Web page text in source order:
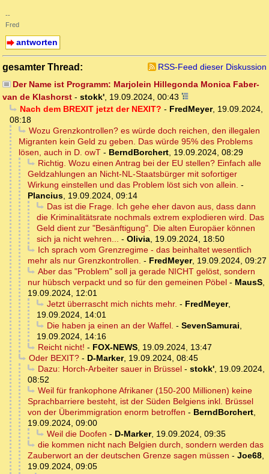
--
Fred
antworten
gesamter Thread:
RSS-Feed dieser Diskussion
Der Name ist Programm: Marjolein Hillegonda Monica Faber-
van de Klashorst - stokk', 19.09.2024, 00:43
Nach dem BREXIT jetzt der NEXIT? - FredMeyer, 19.09.2024,
08:18
Wozu Grenzkontrollen? es würde doch reichen, den illegalen
Migranten kein Geld zu geben. Das würde 95% des Problems
lösen, auch in D. owT - BerndBorchert, 19.09.2024, 08:29
Richtig. Wozu einen Antrag bei der EU stellen? Einfach alle
Geldzahlungen an Nicht-NL-Staatsbürger mit sofortiger
Wirkung einstellen und das Problem löst sich von allein. -
Plancius, 19.09.2024, 09:14
Das ist die Frage. Ich gehe eher davon aus, dass dann
die Kriminalitätsrate nochmals extrem explodieren wird. Das
Geld dient zur "Besänftigung". Die alten Europäer können
sich ja nicht wehren... - Olivia, 19.09.2024, 18:50
Ich sprach vom Grenzregime - das beinhaltet wesentlich
mehr als nur Grenzkontrollen. - FredMeyer, 19.09.2024, 09:27
Aber das "Problem" soll ja gerade NICHT gelöst, sondern
nur hübsch verpackt und so für den gemeinen Pöbel - MausS,
19.09.2024, 12:01
Jetzt überrascht mich nichts mehr. - FredMeyer,
19.09.2024, 14:01
Die haben ja einen an der Waffel. - SevenSamurai,
19.09.2024, 14:16
Reicht nicht! - FOX-NEWS, 19.09.2024, 13:47
Oder BEXIT?- D-Marker, 19.09.2024, 08:45
Dazu: Horch-Arbeiter sauer in Brüssel- stokk', 19.09.2024,
08:52
Weil für frankophone Afrikaner (150-200 Millionen) keine
Sprachbarriere besteht, ist der Süden Belgiens inkl. Brüssel
von der Überimmigration enorm betroffen - BerndBorchert,
19.09.2024, 09:00
Weil die Doofen - D-Marker, 19.09.2024, 09:35
die kommen nicht nach Belgien durch, sondern werden das
Zauberwort an der deutschen Grenze sagen müssen - Joe68,
19.09.2024, 09:05